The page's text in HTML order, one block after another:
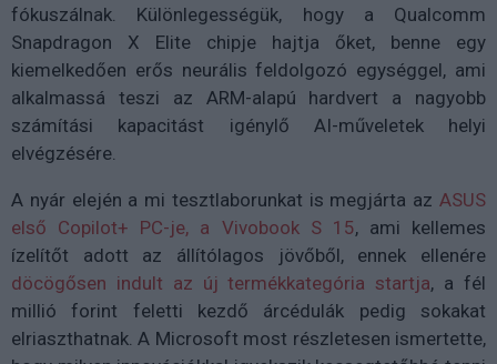
fókuszálnak. Különlegességük, hogy a Qualcomm
Snapdragon X Elite chipje hajtja őket, benne egy
kiemelkedően erős neurális feldolgozó egységgel, ami
alkalmassá teszi az ARM-alapú hardvert a nagyobb
számítási kapacitást igénylő AI-műveletek helyi
elvégzésére.
A nyár elején a mi tesztlaborunkat is megjárta az ASUS
első Copilot+ PC-je, a Vivobook S 15, ami kellemes
ízelítőt adott az állítólagos jövőből, ennek ellenére
döcögősen indult az új termékkategória startja, a fél
millió forint feletti kezdő árcédulák pedig sokakat
elriaszthatnak. A Microsoft most részletesen ismertette,